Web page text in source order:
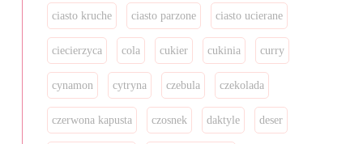
ciasto kruche ciasto parzone ciasto ucierane
ciecierzyca cola cukier cukinia curry
cynamon cytryna czebula czekolada
czerwona kapusta czosnek daktyle deser